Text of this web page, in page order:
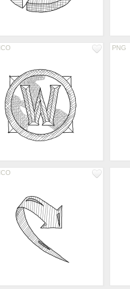
ICO PNG
ICO